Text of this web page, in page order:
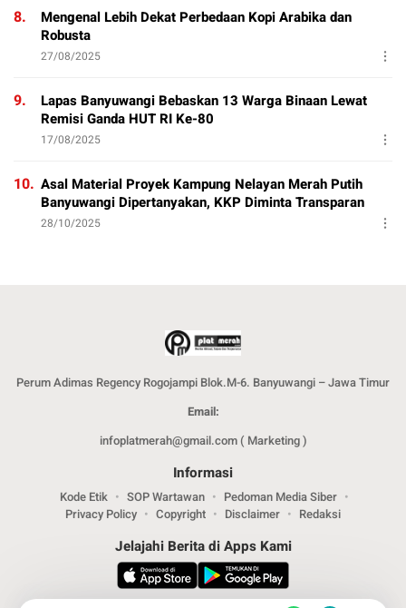
8.
Mengenal Lebih Dekat Perbedaan Kopi Arabika dan
Robusta
27/08/2025
9.
Lapas Banyuwangi Bebaskan 13 Warga Binaan Lewat
Remisi Ganda HUT RI Ke-80
17/08/2025
10. Asal Material Proyek Kampung Nelayan Merah Putih
Banyuwangi Dipertanyakan, KKP Diminta Transparan
28/10/2025
Perum Adimas Regency Rogojampi Blok.M-6. Banyuwangi – Jawa Timur
Email:
infoplatmerah@gmail.com ( Marketing )
Informasi
Kode Etik SOP Wartawan
Pedoman Media Siber
Privacy Policy
Copyright Disclaimer Redaksi
Jelajahi Berita di Apps Kami